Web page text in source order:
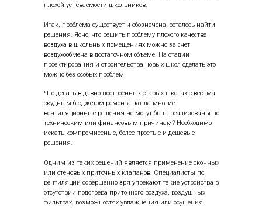
плохой успеваемости школьников.
Итак, проблема существует и обозначена, осталось найти
решения. Ясно, что решить проблему плохого качества
воздуха в школьных помещениях можно за счет
воздухообмена в достаточном объеме. На стадии
проектирования и строительства новых школ сделать это
можно без особых проблем.
Что делать в давно построенных старых школах с весьма
скудным бюджетом ремонта, когда многие
вентиляционные решения не могут быть реализованы по
техническим или финансовым причинам? Необходимо
искать компромиссные, более простые и дешевые
решения.
Одним из таких решений является применение оконных
или стеновых приточных клапанов. Специалисты по
вентиляции совершенно зря упрекают такие устройства в
отсутствии подогрева приточного воздуха, воздушных
фильтрах, возможностях увлажнения или осушения